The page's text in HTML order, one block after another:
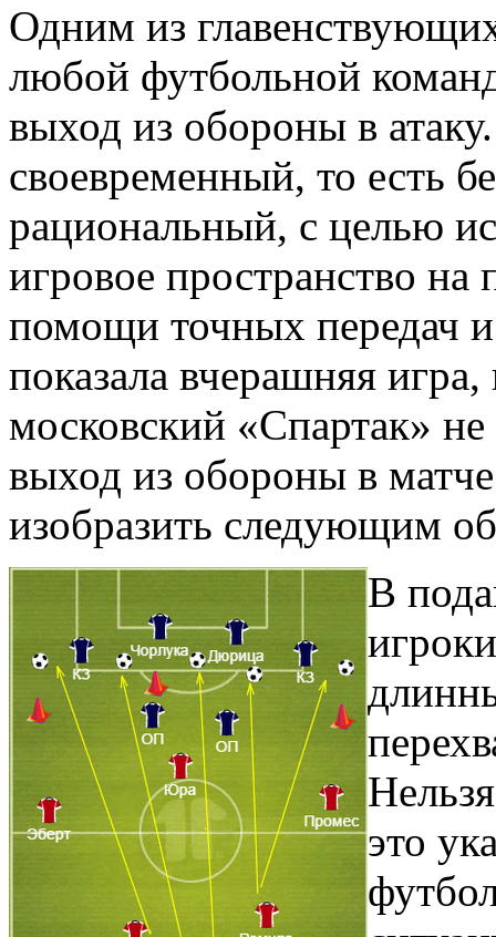
Одним из
любой футбольной
выход из обороны в
своевременный, то есть
рациональный, с целью
игровое пространство
помощи точных передач
показала вчерашняя
московский «Спартак»
выход из обороны в
изобразить следующим
В
это